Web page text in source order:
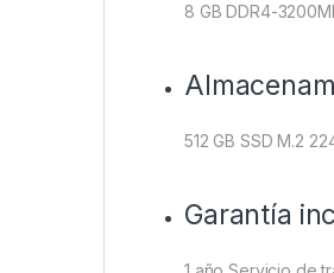
8 GB DDR4-
512 GB SSD M.2
Garantía